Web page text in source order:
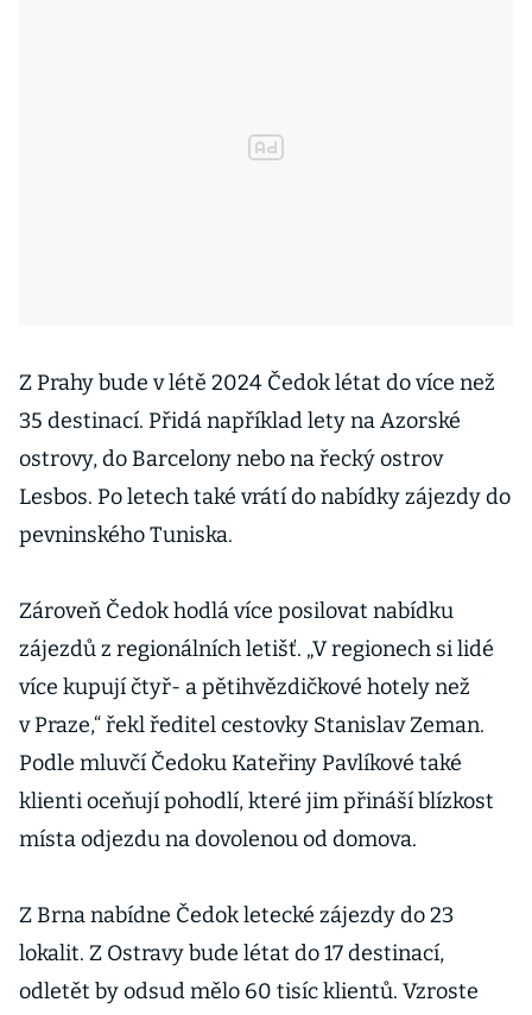
Z Prahy bude v létě 2024 Čedok létat do více než
35 destinací. Přidá například lety na Azorské
ostrovy, do Barcelony nebo na řecký ostrov
Lesbos. Po letech také vrátí do nabídky zájezdy do
pevninského Tuniska.
Zároveň Čedok hodlá více posilovat nabídku
zájezdů z regionálních letišť. „V regionech si lidé
více kupují čtyř- a pětihvězdičkové hotely než
v Praze,“ řekl ředitel cestovky Stanislav Zeman.
Podle mluvčí Čedoku Kateřiny Pavlíkové také
klienti oceňují pohodlí, které jim přináší blízkost
místa odjezdu na dovolenou od domova.
Z Brna nabídne Čedok letecké zájezdy do 23
lokalit. Z Ostravy bude létat do 17 destinací,
odletět by odsud mělo 60 tisíc klientů. Vzroste